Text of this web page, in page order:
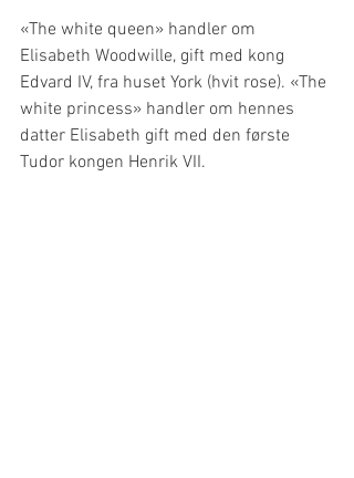
«The white queen» handler om
Elisabeth Woodwille, gift med kong
Edvard IV, fra huset York (hvit rose). «The
white princess» handler om hennes
datter Elisabeth gift med den første
Tudor kongen Henrik VII.